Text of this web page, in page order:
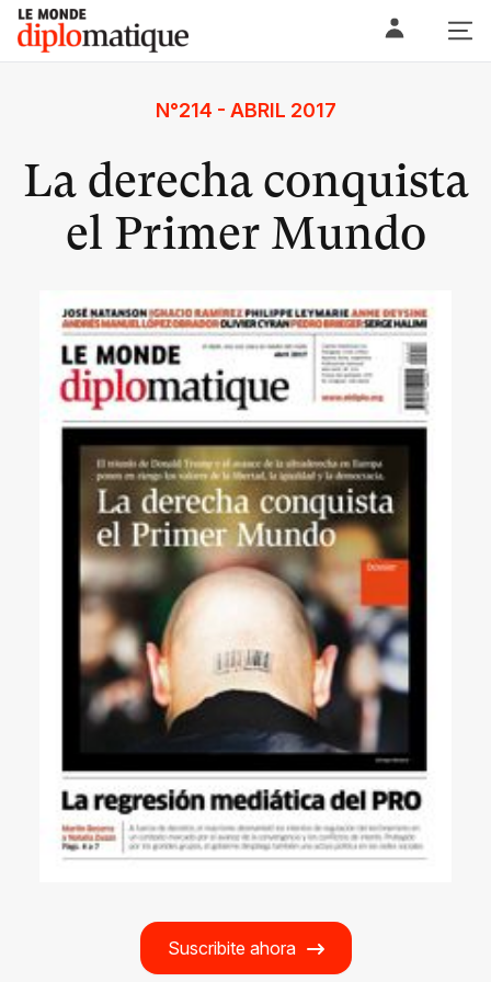
Skip
content
Le monde diplomatique
N°214 - ABRIL 2017
La derecha conquista
el Primer Mundo
Suscribite ahora